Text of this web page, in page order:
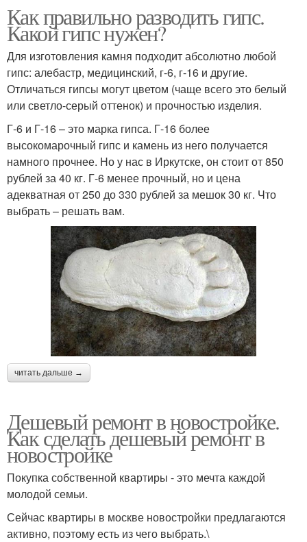
Как правильно разводить гипс.
Какой гипс нужен?
Для изготовления камня подходит абсолютно любой
гипс: алебастр, медицинский, г-6, г-16 и другие.
Отличаться гипсы могут цветом (чаще всего это белый
или светло-серый оттенок) и прочностью изделия.
Г-6 и Г-16 – это марка гипса. Г-16 более
высокомарочный гипс и камень из него получается
намного прочнее. Но у нас в Иркутске, он стоит от 850
рублей за 40 кг. Г-6 менее прочный, но и цена
адекватная от 250 до 330 рублей за мешок 30 кг. Что
выбрать – решать вам.
читать дальше →
Дешевый ремонт в новостройке.
Как сделать дешевый ремонт в
новостройке
Покупка собственной квартиры - это мечта каждой
молодой семьи.
Сейчас квартиры в москве новостройки предлагаются
активно, поэтому есть из чего выбрать.\